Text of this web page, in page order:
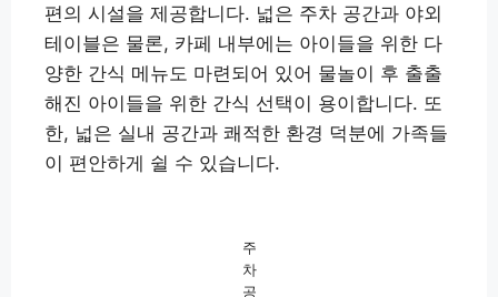
편의 시설을 제공합니다. 넓은 주차 공간과 야외
테이블은 물론, 카페 내부에는 아이들을 위한 다
양한 간식 메뉴도 마련되어 있어 물놀이 후 출출
해진 아이들을 위한 간식 선택이 용이합니다. 또
한, 넓은 실내 공간과 쾌적한 환경 덕분에 가족들
이 편안하게 쉴 수 있습니다.
주
차
공